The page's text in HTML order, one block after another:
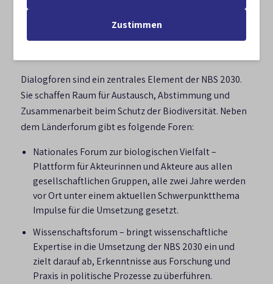
Zustimmen
Überblick: weitere
Dialogforen zur NBS 2030
Dialogforen sind ein zentrales Element der NBS 2030.
Sie schaffen Raum für Austausch, Abstimmung und
Zusammenarbeit beim Schutz der Biodiversität. Neben
dem Länderforum gibt es folgende Foren:
Nationales Forum zur biologischen Vielfalt –
Plattform für Akteurinnen und Akteure aus allen
gesellschaftlichen Gruppen, alle zwei Jahre werden
vor Ort unter einem aktuellen Schwerpunktthema
Impulse für die Umsetzung gesetzt.
Wissenschaftsforum – bringt wissenschaftliche
Expertise in die Umsetzung der NBS 2030 ein und
zielt darauf ab, Erkenntnisse aus Forschung und
Praxis in politische Prozesse zu überführen.